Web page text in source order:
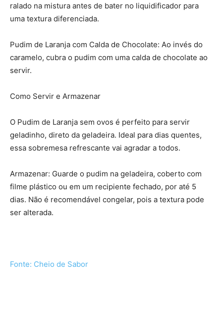
ralado na mistura antes de bater no liquidificador para
uma textura diferenciada.
Pudim de Laranja com Calda de Chocolate: Ao invés do
caramelo, cubra o pudim com uma calda de chocolate ao
servir.
Como Servir e Armazenar
O Pudim de Laranja sem ovos é perfeito para servir
geladinho, direto da geladeira. Ideal para dias quentes,
essa sobremesa refrescante vai agradar a todos.
Armazenar: Guarde o pudim na geladeira, coberto com
filme plástico ou em um recipiente fechado, por até 5
dias. Não é recomendável congelar, pois a textura pode
ser alterada.
Fonte: Cheio de Sabor